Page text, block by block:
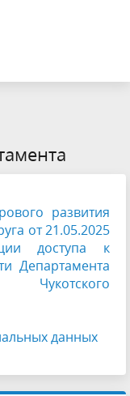
развития
от 21.05.2025
доступа к
Департамента
Чукотского
данных